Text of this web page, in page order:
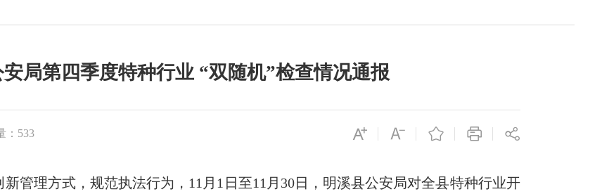
局第四季度特种行业 “双随机”检查情况通报
：533
理方式，规范执法行为，11月1日至11月30日，明溪县公安局对全县特种行业开